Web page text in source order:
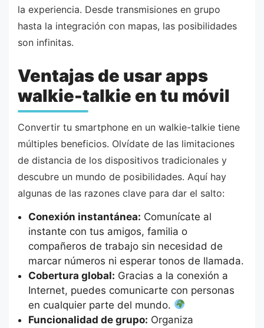
la experiencia. Desde transmisiones en grupo
hasta la integración con mapas, las posibilidades
son infinitas.
Ventajas de usar apps
walkie-talkie en tu móvil
Convertir tu smartphone en un walkie-talkie tiene
múltiples beneficios. Olvídate de las limitaciones
de distancia de los dispositivos tradicionales y
descubre un mundo de posibilidades. Aquí hay
algunas de las razones clave para dar el salto:
Conexión instantánea: Comunícate al
instante con tus amigos, familia o
compañeros de trabajo sin necesidad de
marcar números ni esperar tonos de llamada.
Cobertura global: Gracias a la conexión a
Internet, puedes comunicarte con personas
en cualquier parte del mundo.
Funcionalidad de grupo: Organiza